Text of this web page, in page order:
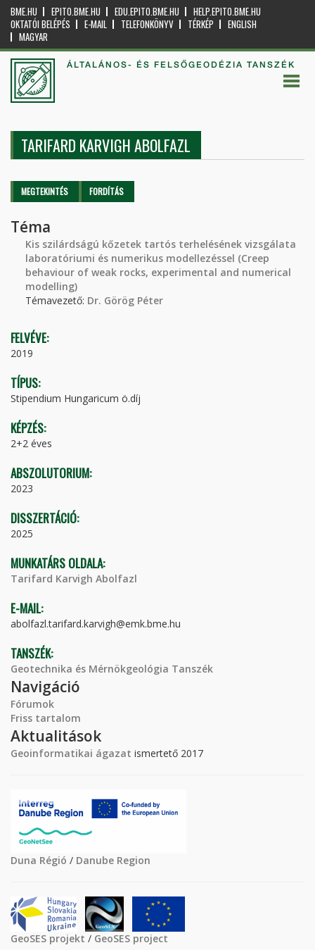
BME.HU EPITO.BME.HU EDU.EPITO.BME.HU
HELP.EPITO.BME.HU
OKTATÓI BELÉPÉS
E-MAIL TELEFONKÖNYV TÉRKÉP
ENGLISH
MAGYAR
ÁLTALÁNOS- ÉS FELSŐGEODÉZIA TANSZÉK
TARIFARD KARVIGH ABOLFAZL
Elsődleges fülek
MEGTEKINTÉS (AKTÍVFORDÍTÁS
Téma
Kis szilárdságú kőzetek tartós terhelésének vizsgálata
laboratóriumi és numerikus modellezéssel (Creep
behaviour of weak rocks, experimental and numerical
modelling)
Témavezető: Dr. Görög Péter
FELVÉVE:
2019
TÍPUS:
Stipendium Hungaricum ö.díj
KÉPZÉS:
2+2 éves
ABSZOLUTORIUM:
2023
DISSZERTÁCIÓ:
2025
MUNKATÁRS OLDALA:
Tarifard Karvigh Abolfazl
E-MAIL:
abolfazl.tarifard.karvigh@emk.bme.hu
TANSZÉK:
Geotechnika és Mérnökgeológia Tanszék
Navigáció
Fórumok
Friss tartalom
Aktualitások
Geoinformatikai ágazat ismertető 2017
Duna Régió / Danube Region
GeoSES projekt / GeoSES project